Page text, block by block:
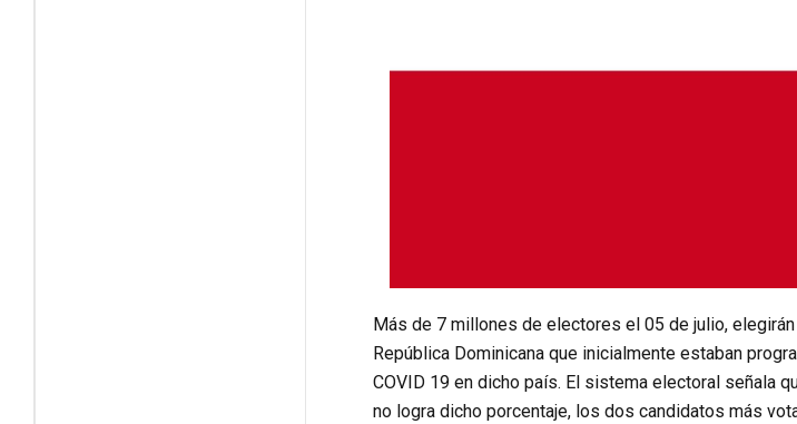
Más de 7 millones de electores el 05 de julio,
República Dominicana que inicialmente estaban
COVID 19 en dicho país. El sistema electoral señala
no logra dicho porcentaje, los dos candidatos más